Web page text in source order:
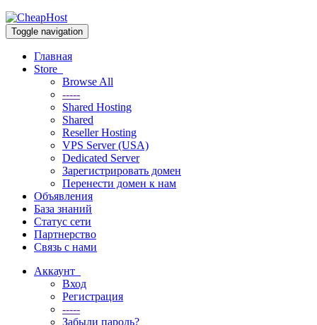
Toggle navigation
Главная
Store
Browse All
-----
Shared Hosting
Shared
Reseller Hosting
VPS Server (USA)
Dedicated Server
Зарегистрировать домен
Перенести домен к нам
Объявления
База знаний
Статус сети
Партнерство
Связь с нами
Аккаунт
Вход
Регистрация
-----
Забыли пароль?